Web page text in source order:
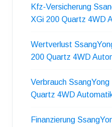
Kfz-Versicherung
XGi 200 Quartz 4WD
Wertverlust
200 Quartz 4WD
Verbrauch
Quartz 4WD
Finanzierung